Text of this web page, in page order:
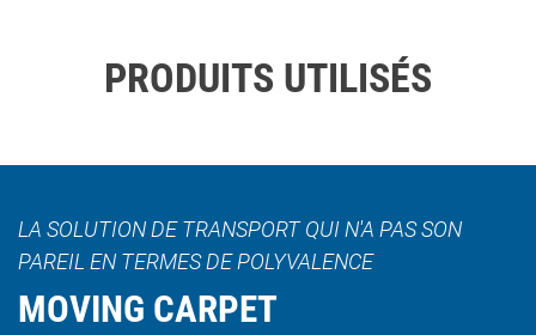
PRODUITS UTILISÉS
LA SOLUTION DE TRANSPORT QUI N'A PAS SON
PAREIL EN TERMES DE POLYVALENCE
MOVING CARPET